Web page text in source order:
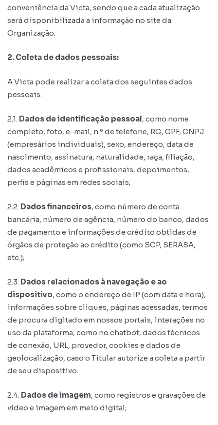
conveniência da Victa, sendo que a cada atualização
será disponibilizada a informação no site da
Organização.
2. Coleta de dados pessoais:
A Victa pode realizar a coleta dos seguintes dados
pessoais:
2.1. Dados de identificação pessoal, como nome
completo, foto, e-mail, n.º de telefone, RG, CPF, CNPJ
(empresários individuais), sexo, endereço, data de
nascimento, assinatura, naturalidade, raça, filiação,
dados acadêmicos e profissionais, depoimentos,
perfis e páginas em redes sociais;
2.2. Dados financeiros, como número de conta
bancária, número de agência, número do banco, dados
de pagamento e informações de crédito obtidas de
órgãos de proteção ao crédito (como SCP, SERASA,
etc.);
2.3. Dados relacionados à navegação e ao
dispositivo, como o endereço de IP (com data e hora),
informações sobre cliques, páginas acessadas, termos
de procura digitado em nossos portais, interações no
uso da plataforma, como no chatbot, dados técnicos
de conexão, URL, provedor, cookies e dados de
geolocalização, caso o Titular autorize a coleta a partir
de seu dispositivo.
2.4. Dados de imagem, como registros e gravações de
vídeo e imagem em meio digital;